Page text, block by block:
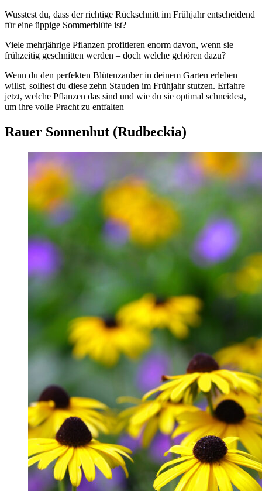
Wusstest du, dass der richtige Rückschnitt im Frühjahr entscheidend
für eine üppige Sommerblüte ist?
Viele mehrjährige Pflanzen profitieren enorm davon, wenn sie
frühzeitig geschnitten werden – doch welche gehören dazu?
Wenn du den perfekten Blütenzauber in deinem Garten erleben
willst, solltest du diese zehn Stauden im Frühjahr stutzen. Erfahre
jetzt, welche Pflanzen das sind und wie du sie optimal schneidest,
um ihre volle Pracht zu entfalten
Rauer Sonnenhut (Rudbeckia)